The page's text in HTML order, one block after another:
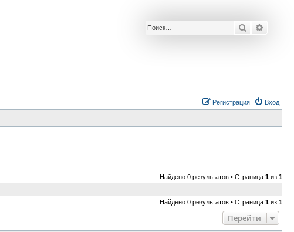
Поиск
Вход
Регистрация
Найдено 0 результатов • Страница 1 из 1
Найдено 0 результатов • Страница 1 из 1
Перейти